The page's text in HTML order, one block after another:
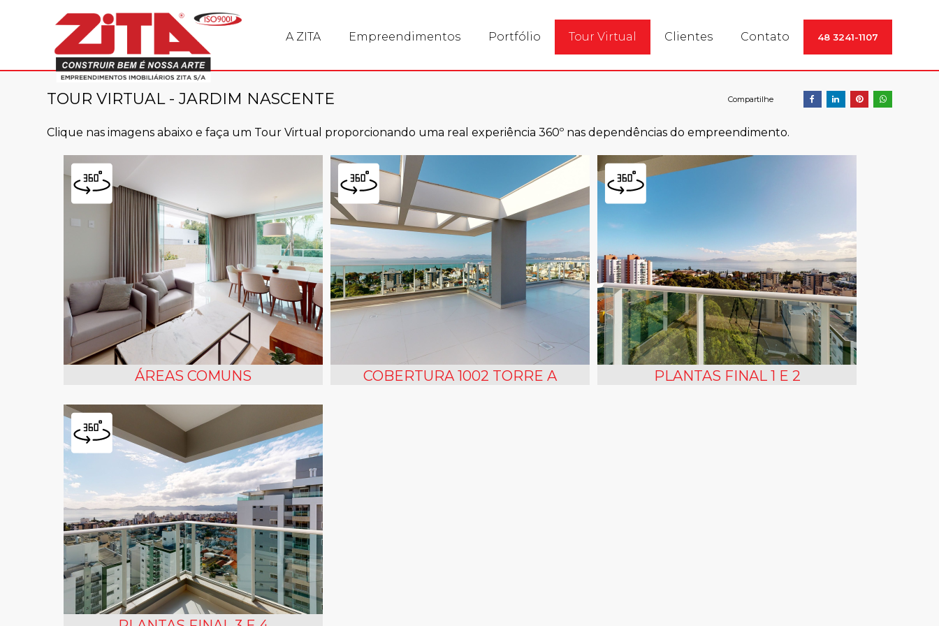
Garantia de qualidade e confiança. Selo de qualidade ISO 9001 e PBQP nível A, mais de 50 anos de atuação na Grande
A ZITA
Empreendimentos Portfólio Tour Virtual Clientes Contato 48 3241-1107
ÁREAS COMUNS COBERTURA 1002 TORRE A PLANTAS FINAL 1 E 2
TOUR VIRTUAL - JARDIM NASCENTE
Clique nas imagens abaixo e faça um Tour Virtual proporcionando uma real experiência 360º nas dependências do empreendimento.